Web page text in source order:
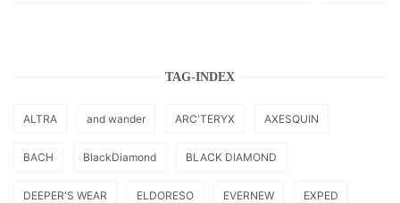
TAG-INDEX
ALTRA and wander ARC'TERYX AXESQUIN
BACH BlackDiamond BLACK DIAMOND
DEEPER'S WEAR ELDORESO EVERNEW EXPED